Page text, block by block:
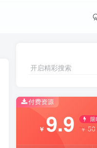
开启精彩搜索
付费资源
￥ 9.9 限
￥ 50